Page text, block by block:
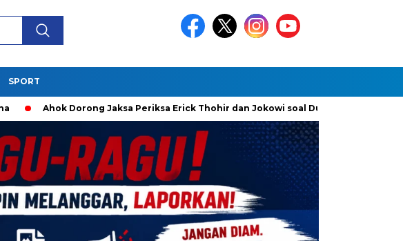
SPORT
Ahok Dorong Jaksa Periksa Erick Thohir dan Jokowi soal Dugaan Korupsi Minyak